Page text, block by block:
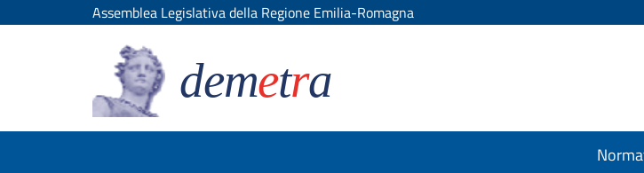
Assemblea Legislativa della Regione Emilia-Romagna
demetra